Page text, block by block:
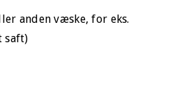
anden væske, for eks.
saft)